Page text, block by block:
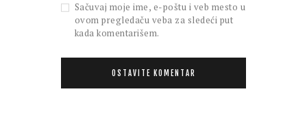
Sačuvaj moje ime, e-poštu i veb mesto u
ovom pregledaču veba za sledeći put
kada komentarišem.